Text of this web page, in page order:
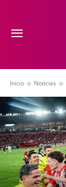
Inicio Noticias